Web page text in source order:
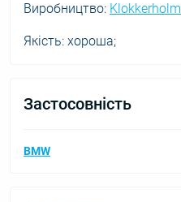
Виробництво: Klokkerholm
Якість: хороша;
Застосовність
BMW